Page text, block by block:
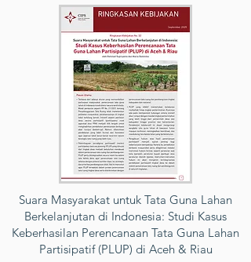
Suara Masyarakat untuk Tata Guna Lahan
Berkelanjutan di Indonesia: Studi Kasus
Keberhasilan Perencanaan Tata Guna Lahan
Partisipatif (PLUP) di Aceh & Riau